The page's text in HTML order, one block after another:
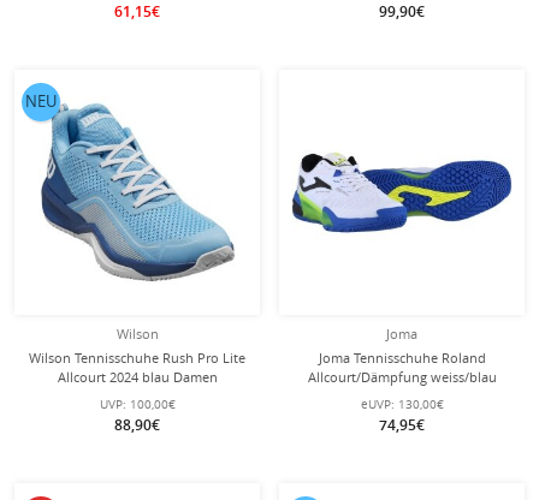
61,15€ 99,90€
Wilson
Wilson Tennisschuhe Rush Pro Lite
Allcourt 2024 blau Damen
UVP: 100,00€
88,90€
NEU
Joma
Joma Tennisschuhe Roland
Allcourt/Dämpfung weiss/blau
Herren
eUVP: 130,00€
74,95€